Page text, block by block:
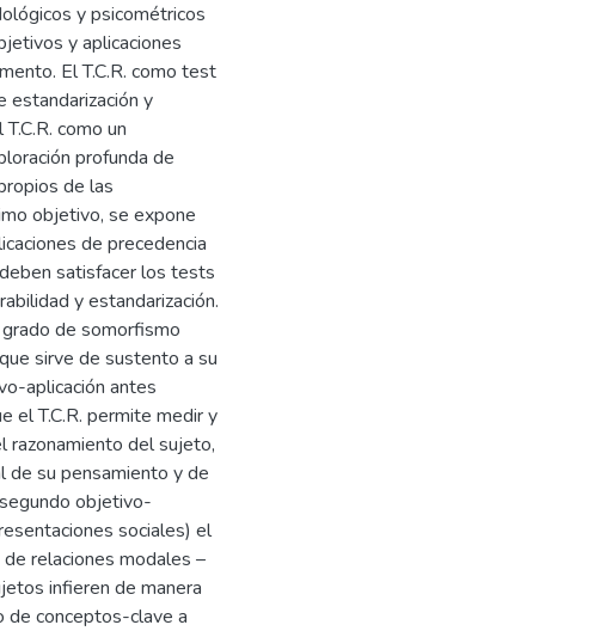
y psicométricos
y aplicaciones
El T.C.R. como test
estandarización y
como un
profunda de
de las
objetivo, se expone
de precedencia
satisfacer los tests
y estandarización.
de somorfismo
sirve de sustento a su
aplicación antes
el T.C.R. permite medir y
razonamiento del sujeto,
de su pensamiento y de
objetivo-
sociales) el
relaciones modales –
infieren de manera
de conceptos-clave a